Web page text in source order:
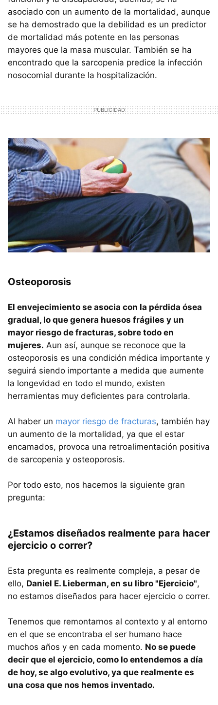
asociado con un aumento de la mortalidad, aunque
se ha demostrado que la debilidad es un predictor
de mortalidad más potente en las personas
mayores que la masa muscular. También se ha
encontrado que la sarcopenia predice la infección
nosocomial durante la hospitalización.
Osteoporosis
El envejecimiento se asocia con la pérdida ósea
gradual, lo que genera huesos frágiles y un
mayor riesgo de fracturas, sobre todo en
mujeres. Aun así, aunque se reconoce que la
osteoporosis es una condición médica importante y
seguirá siendo importante a medida que aumente
la longevidad en todo el mundo, existen
herramientas muy deficientes para controlarla.
Al haber un mayor riesgo de fracturas, también hay
un aumento de la mortalidad, ya que el estar
encamados, provoca una retroalimentación positiva
de sarcopenia y osteoporosis.
Por todo esto, nos hacemos la siguiente gran
pregunta:
¿Estamos diseñados realmente para hacer
ejercicio o correr?
Esta pregunta es realmente compleja, a pesar de
ello, Daniel E. Lieberman, en su libro "Ejercicio",
no estamos diseñados para hacer ejercicio o correr.
Tenemos que remontarnos al contexto y al entorno
en el que se encontraba el ser humano hace
muchos años y en cada momento. No se puede
decir que el ejercicio, como lo entendemos a día
de hoy, se algo evolutivo, ya que realmente es
una cosa que nos hemos inventado.